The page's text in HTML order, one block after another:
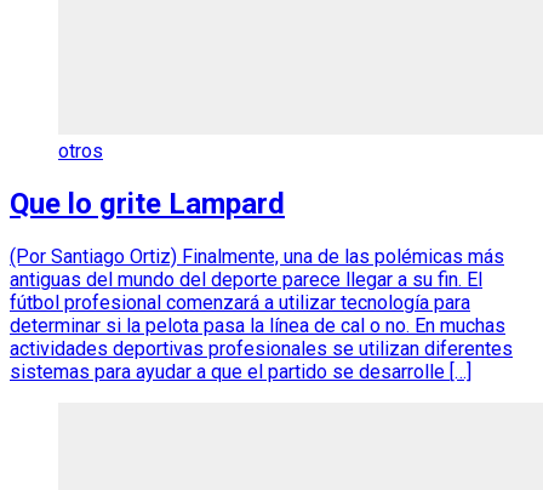
otros
Que lo grite Lampard
(Por Santiago Ortiz) Finalmente, una de las polémicas más
antiguas del mundo del deporte parece llegar a su fin. El
fútbol profesional comenzará a utilizar tecnología para
determinar si la pelota pasa la línea de cal o no. En muchas
actividades deportivas profesionales se utilizan diferentes
sistemas para ayudar a que el partido se desarrolle […]